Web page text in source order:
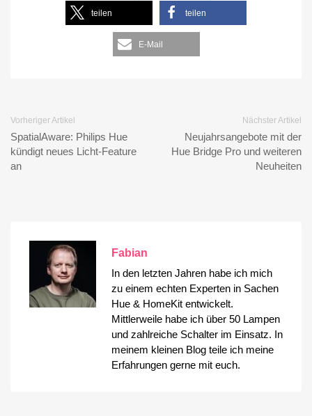
teilen teilen
E-Mail
Vorheriger Artikel
SpatialAware: Philips Hue
kündigt neues Licht-Feature
an
Nächster Artikel
Neujahrsangebote mit der
Hue Bridge Pro und weiteren
Neuheiten
Fabian
In den letzten Jahren habe ich mich
zu einem echten Experten in Sachen
Hue & HomeKit entwickelt.
Mittlerweile habe ich über 50 Lampen
und zahlreiche Schalter im Einsatz. In
meinem kleinen Blog teile ich meine
Erfahrungen gerne mit euch.